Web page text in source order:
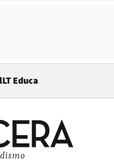
Opens in new window
LT Educa